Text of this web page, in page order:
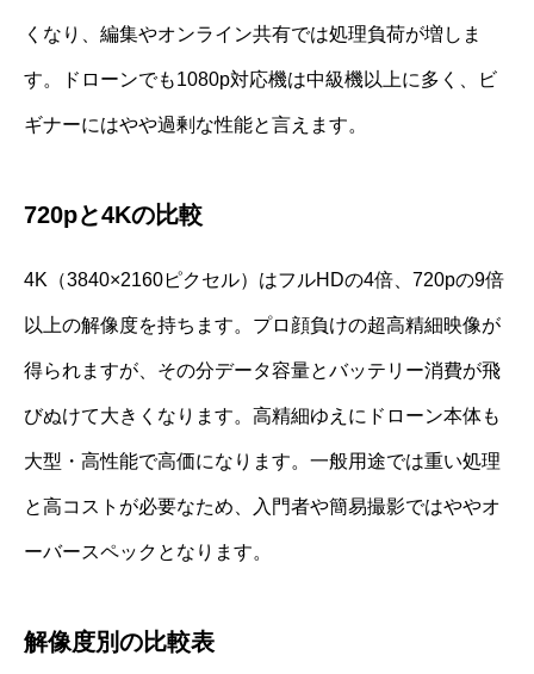
くなり、編集やオンライン共有では処理負荷が増しま
す。ドローンでも1080p対応機は中級機以上に多く、ビ
ギナーにはやや過剰な性能と言えます。
720pと4Kの比較
4K（3840×2160ピクセル）はフルHDの4倍、720pの9倍
以上の解像度を持ちます。プロ顔負けの超高精細映像が
得られますが、その分データ容量とバッテリー消費が飛
びぬけて大きくなります。高精細ゆえにドローン本体も
大型・高性能で高価になります。一般用途では重い処理
と高コストが必要なため、入門者や簡易撮影ではややオ
ーバースペックとなります。
解像度別の比較表